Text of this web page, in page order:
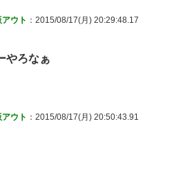
ウト ：2015/08/17(月) 20:29:48.17
やろなぁ
ウト ：2015/08/17(月) 20:50:43.91